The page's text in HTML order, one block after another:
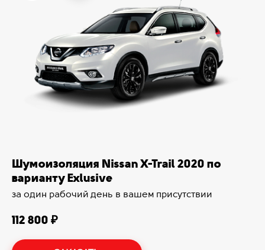
Шумоизоляция Nissan X-Trail 2020 по
варианту Exlusive
за один рабочий день в вашем присутствии
112 800 ₽